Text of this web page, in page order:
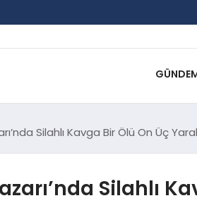
Silahlı Kavga Bir Ölü On Üç
Silahlı